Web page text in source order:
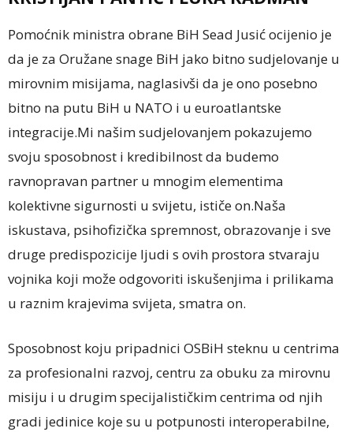
Pomoćnik ministra obrane BiH Sead Jusić ocijenio je
da je za Oružane snage BiH jako bitno sudjelovanje u
mirovnim misijama, naglasivši da je ono posebno
bitno na putu BiH u NATO i u euroatlantske
integracije.Mi našim sudjelovanjem pokazujemo
svoju sposobnost i kredibilnost da budemo
ravnopravan partner u mnogim elementima
kolektivne sigurnosti u svijetu, ističe on.Naša
iskustava, psihofizička spremnost, obrazovanje i sve
druge predispozicije ljudi s ovih prostora stvaraju
vojnika koji može odgovoriti iskušenjima i prilikama
u raznim krajevima svijeta, smatra on.
Sposobnost koju pripadnici OSBiH steknu u centrima
za profesionalni razvoj, centru za obuku za mirovnu
misiju i u drugim specijalističkim centrima od njih
gradi jedinice koje su u potpunosti interoperabilne,